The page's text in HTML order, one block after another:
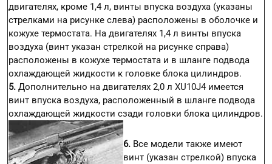
двигателях, кроме 1,4 л, винты впуска воздуха (указаны
стрелками на рисунке слева) расположены в оболочке и
кожухе термостата. На двигателях 1,4 л винты впуска
воздуха (винт указан стрелкой на рисунке справа)
расположены в кожухе термостата и в шланге подвода
охлаждающей жидкости к головке блока цилиндров.
5. Дополнительно на двигателях 2,0 л XU10J4 имеется
винт впуска воздуха, расположенный в шланге подвода
охлаждающей жидкости сзади головки блока цилиндров.
6. Все модели также имеют
винт (указан стрелкой) впуска